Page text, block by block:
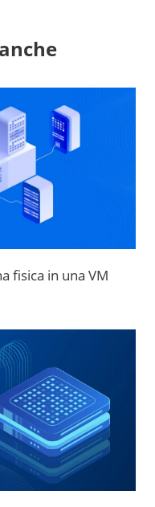
fisica in una VM